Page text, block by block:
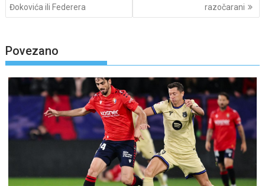
Đokovića ili Federera
razočarani
Povezano